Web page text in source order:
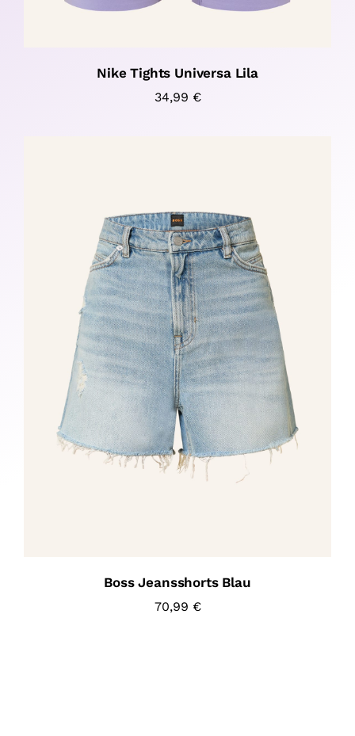
Nike Tights Universa Lila
34,99 €
Boss Jeansshorts Blau
70,99 €